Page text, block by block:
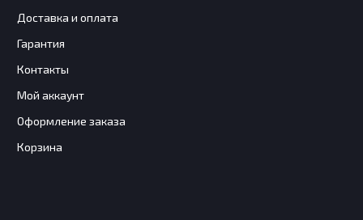
Доставка и оплата
Гарантия
Контакты
Мой аккаунт
Оформление заказа
Корзина